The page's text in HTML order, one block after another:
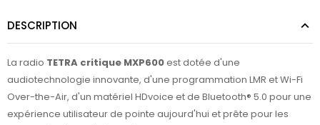
DESCRIPTION
La radio TETRA critique MXP600est dotée d'une
audiotechnologie innovante, d'une programmation LMR et Wi-Fi
Over-the-Air, d'un matériel HDvoice et de Bluetooth® 5.0 pour une
expérience utilisateur de pointe aujourd'hui et prête pour les